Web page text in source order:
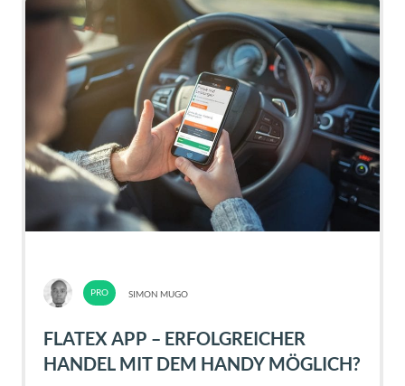
SIMON MUGO
FLATEX APP – ERFOLGREICHER
HANDEL MIT DEM HANDY MÖGLICH?